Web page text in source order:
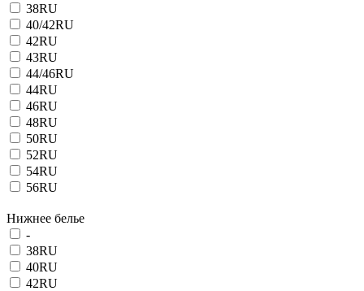
38RU
40/42RU
42RU
43RU
44/46RU
44RU
46RU
48RU
50RU
52RU
54RU
56RU
Нижнее белье
-
38RU
40RU
42RU